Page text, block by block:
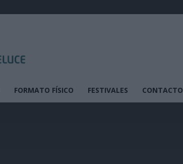
FORMATO FÍSICO FESTIVALES CONTACTO